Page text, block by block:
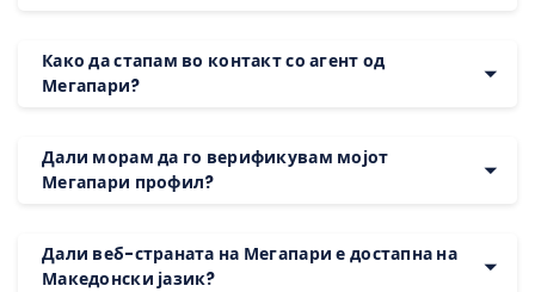
Како да стапам во контакт со агент од
Мегапари?
Дали морам да го верификувам мојот
Мегапари профил?
Дали веб-страната на Мегапари е достапна на
Македонски јазик?